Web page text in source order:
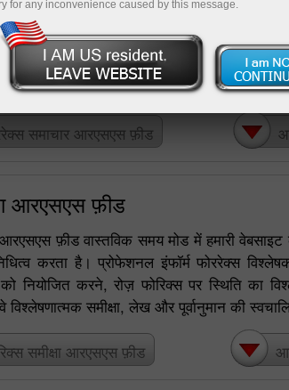
ब्रोकर के ग्राहक ऑनलाइन बाजार में
लेते हैं। दुनिया की सबसे प्रतिष्ठित सूचना एजेंसियों
परोक्ष रूप से संबंधित सामयिक जानकारी,
समाचार आरएसएस फ़ीड
आरएसएस फ़ीड
आरएसएस फ़ीड वास्तविक समय मोड में हमारी
करता है। प्रोफेशनल इंफॉर्म फोररेक्स
नियोजित करने, रोज़ फोरिक्स पर स्थिति का
विश्लेषणात्मक समीक्षा, लेख और पूर्वानुमान की
समीक्षा आरएसएस फ़ीड
for any inconvenience caused by this message.